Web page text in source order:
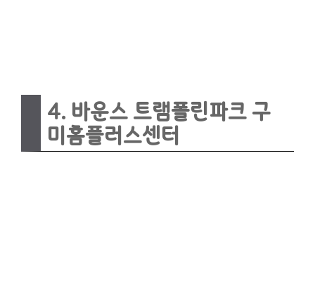
4. 바운스 트램폴린파크 구
미홈플러스센터